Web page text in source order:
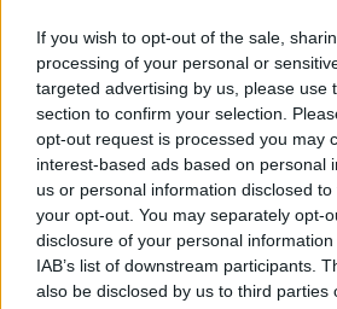
If you wish to opt-out of the sale,
processing of your personal or
targeted advertising by us, please use
section to confirm your selection.
opt-out request is processed you may
interest-based ads based on personal
us or personal information disclosed
your opt-out. You may separately opt-
disclosure of your personal
IAB’s list of downstream participants.
also be disclosed by us to third parties
Jose Mourinho tregon
pse zgjodhi Chelsean
para Manchester Unitedit
në vitin 2013: “Kisha
nevojë të ndihesha i
dashur
e